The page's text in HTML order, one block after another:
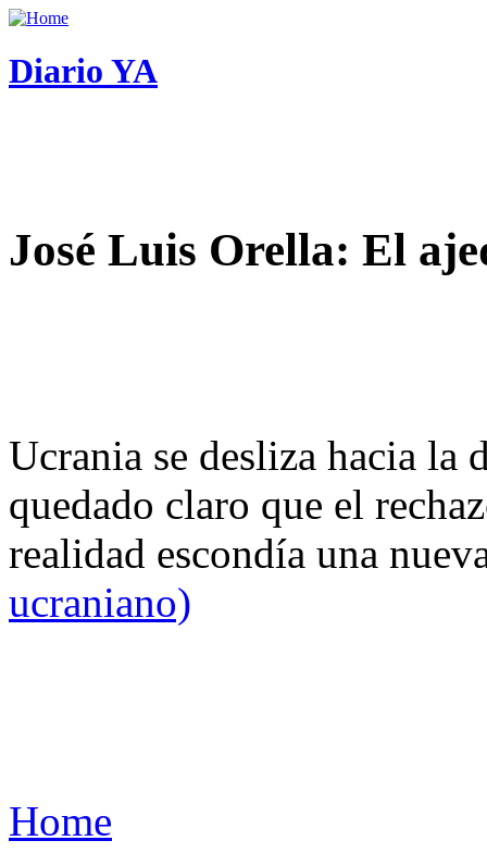
Diario YA
José Luis Orella: El
Ucrania se desliza hacia
quedado claro que el
realidad escondía una
ucraniano)
Home